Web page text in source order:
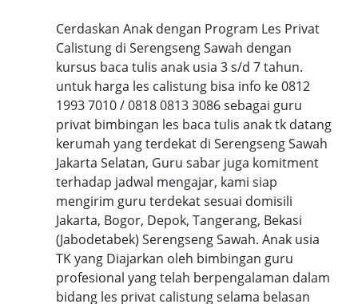
Cerdaskan Anak dengan Program Les Privat
Calistung di Serengseng Sawah dengan
kursus baca tulis anak usia 3 s/d 7 tahun.
untuk harga les calistung bisa info ke 0812
1993 7010 / 0818 0813 3086 sebagai guru
privat bimbingan les baca tulis anak tk datang
kerumah yang terdekat di Serengseng Sawah
Jakarta Selatan, Guru sabar juga komitment
terhadap jadwal mengajar, kami siap
mengirim guru terdekat sesuai domisili
Jakarta, Bogor, Depok, Tangerang, Bekasi
(Jabodetabek) Serengseng Sawah. Anak usia
TK yang Diajarkan oleh bimbingan guru
profesional yang telah berpengalaman dalam
bidang les privat calistung selama belasan